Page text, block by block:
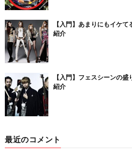
【入門】あまりにもイケ
紹介
【入門】フェスシーンの
紹介
最近のコメント